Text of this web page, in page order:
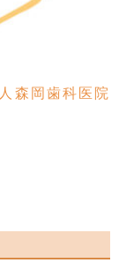
森岡歯科医院